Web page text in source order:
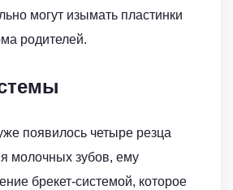
могут изымать пластинки
родителей.
появилось четыре резца
молочных зубов, ему
брекет-системой, которое